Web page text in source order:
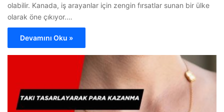
olabilir. Kanada, iş arayanlar için zengin fırsatlar sunan bir ülke
olarak öne çıkıyor.…
Devamını Oku »